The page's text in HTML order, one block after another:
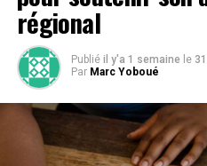
régional
Publié il y'a 1 semaine le
Par Marc Yoboué